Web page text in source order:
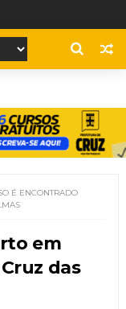
É ENCONTRADO
em
das